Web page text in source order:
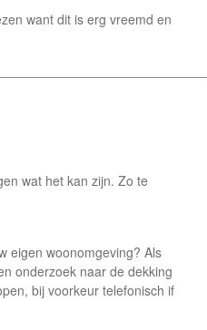
want dit is erg vreemd en
wat het kan zijn. Zo te
eigen woonomgeving? Als
onderzoek naar de dekking
bij voorkeur telefonisch if